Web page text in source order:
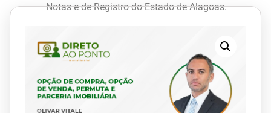
Notas e de Registro do Estado de Alagoas.